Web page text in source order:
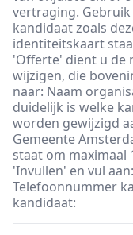
vertraging.
kandidaat zoals
identiteitskaart
'Offerte' dient u de
wijzigen, die
naar: Naam
duidelijk is welke
worden gewijzigd
Gemeente
staat om maximaal
'Invullen' en vul
Telefoonnummer
kandidaat: